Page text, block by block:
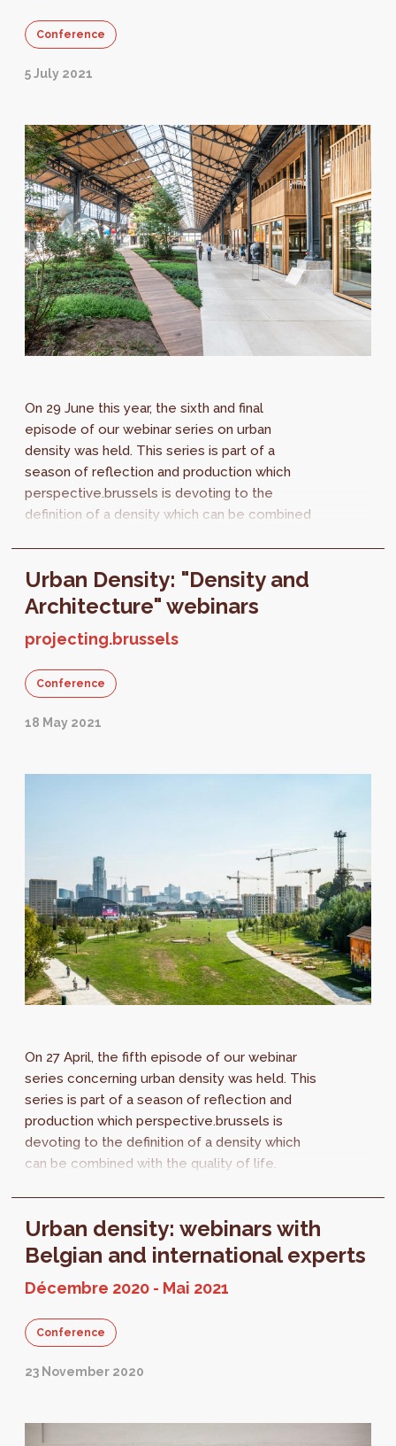
Conference
5 July 2021
On 29 June this year, the sixth and final
episode of our webinar series on urban
density was held. This series is part of a
season of reflection and production which
perspective.brussels is devoting to the
definition of a density which can be combined
Urban Density: "Density and
Architecture" webinars
projecting.brussels
Conference
18 May 2021
On 27 April, the fifth episode of our webinar
series concerning urban density was held. This
series is part of a season of reflection and
production which perspective.brussels is
devoting to the definition of a density which
can be combined with the quality of life.
Urban density: webinars with
Belgian and international experts
Décembre 2020 - Mai 2021
Conference
23 November 2020